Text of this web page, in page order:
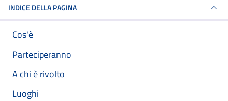
INDICE DELLA PAGINA
Cos'è
Parteciperanno
A chi è rivolto
Luoghi